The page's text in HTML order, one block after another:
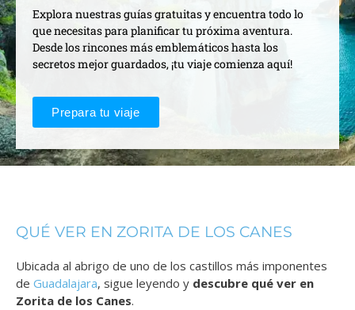
Explora nuestras guías gratuitas y encuentra todo lo
que necesitas para planificar tu próxima aventura.
Desde los rincones más emblemáticos hasta los
secretos mejor guardados, ¡tu viaje comienza aquí!
Prepara tu viaje
QUÉ VER EN ZORITA DE LOS CANES
Ubicada al abrigo de uno de los castillos más imponentes
de Guadalajara, sigue leyendo y descubre qué ver en
Zorita de los Canes.